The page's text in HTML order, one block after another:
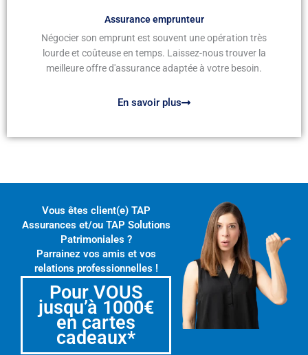
Assurance emprunteur
Négocier son emprunt est souvent une opération très
lourde et coûteuse en temps. Laissez-nous trouver la
meilleure offre d'assurance adaptée à votre besoin.
En savoir plus
Vous êtes client(e) TAP
Assurances et/ou TAP Solutions
Patrimoniales ?
Parrainez vos amis et vos
relations professionnelles !
Pour VOUS
jusqu’à 1000€
en cartes
cadeaux*